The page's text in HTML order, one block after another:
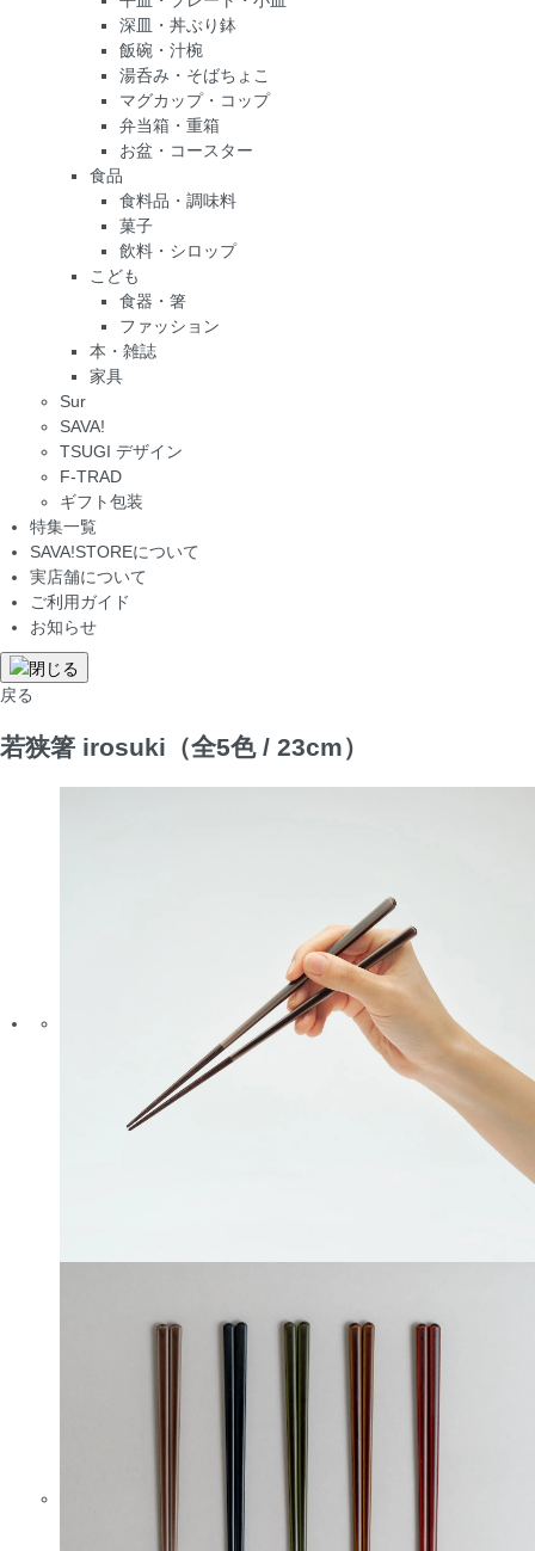
深皿・丼ぶり鉢
飯碗・汁椀
湯呑み・そばちょこ
マグカップ・コップ
弁当箱・重箱
お盆・コースター
食品
食料品・調味料
菓子
飲料・シロップ
こども
食器・箸
ファッション
本・雑誌
家具
Sur
SAVA!
TSUGI デザイン
F-TRAD
ギフト包装
特集一覧
SAVA!STOREについて
実店舗について
ご利用ガイド
お知らせ
戻る
若狭箸 irosuki（全5色 / 23cm）